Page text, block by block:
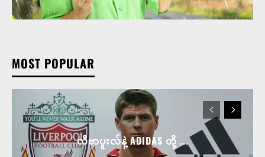
MOST POPULAR
လီဗာပူးလ်နဲ့ ADIDAS တို့ ...